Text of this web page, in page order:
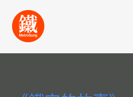
content